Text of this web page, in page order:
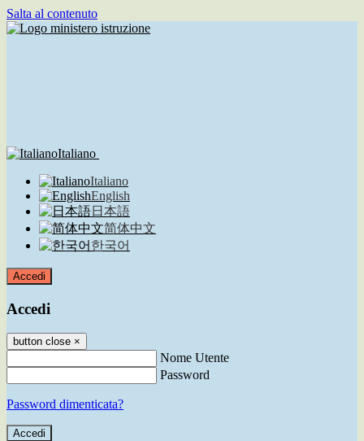
Salta al contenuto
Italiano
Italiano
English
日本語
简体中文
한국어
Accedi
Accedi
button close ×
Nome Utente
Password
Password dimenticata?